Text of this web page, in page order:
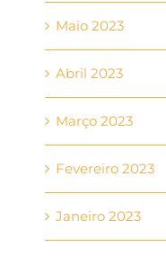
Maio 2023
Abril 2023
Março 2023
Fevereiro 2023
Janeiro 2023